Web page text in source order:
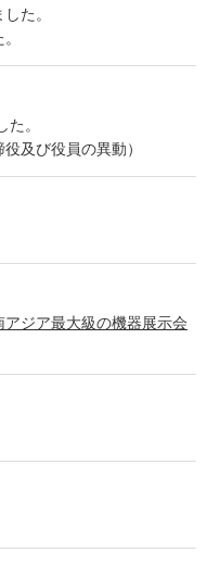
た。
。
及び役員の異動）
ジア最大級の機器展示会